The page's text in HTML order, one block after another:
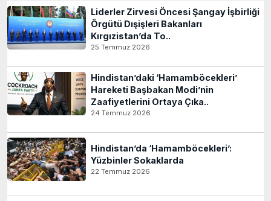
Liderler Zirvesi Öncesi Şangay İşbirliği
Örgütü Dışişleri Bakanları
Kırgızistan’da To..
25 Temmuz 2026
Hindistan’daki ‘Hamamböcekleri’
Hareketi Başbakan Modi’nin
Zaafiyetlerini Ortaya Çıka..
24 Temmuz 2026
Hindistan’da ‘Hamamböcekleri’:
Yüzbinler Sokaklarda
22 Temmuz 2026